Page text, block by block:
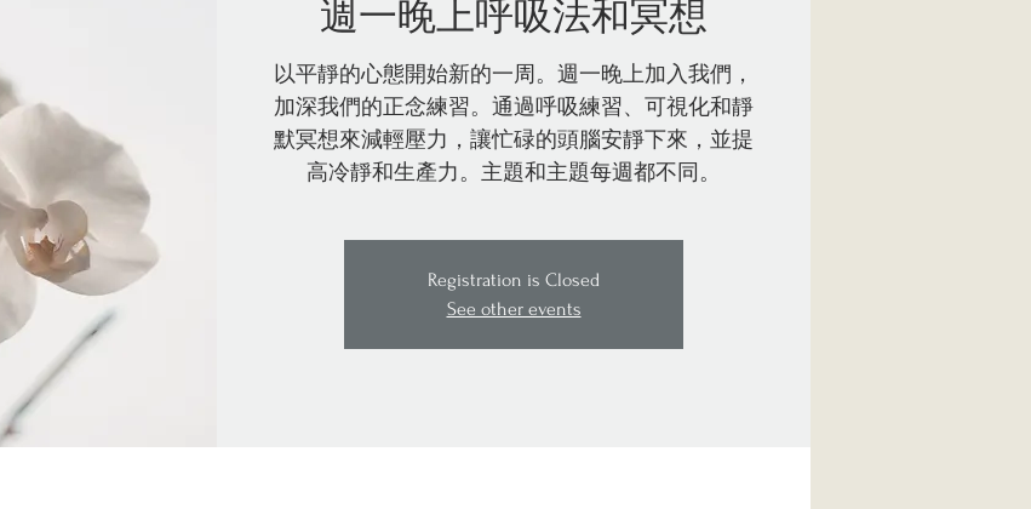
週一晚上呼吸法和冥想
以平靜的心態開始新的一周。週一晚上加入我們，
加深我們的正念練習。通過呼吸練習、可視化和靜
默冥想來減輕壓力，讓忙碌的頭腦安靜下來，並提
高冷靜和生產力。主題和主題每週都不同。
Registration is Closed
See other events